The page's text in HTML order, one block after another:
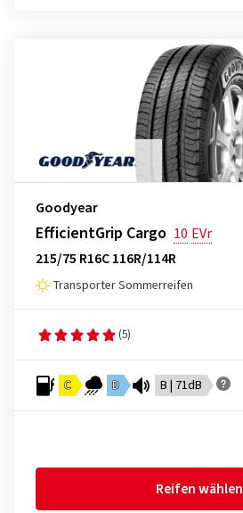
Goodyear
EfficientGrip Cargo 10 EVr
215/75 R16C 116R/114R
Transporter Sommerreifen
(5)
C D B | 71dB
Reifen wählen